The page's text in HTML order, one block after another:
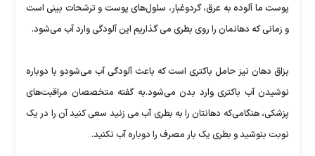
پوست ما آلوده به عرق، گردوغبار، سلول‌های پوست و ترشحات بینی است
و زمانی که دهانمان را روی بطری می گذاریم این آلودگی وارد آب می‌شود.
بزاق دهان نیز حامل باکتری است که باعث آلودگی آب می‌شودو با دوباره
نوشیدن آب باکتری وارد بدن می‌شود.به گفته متخصصان مراقبت‌های
پزشکی، هنگامی‌که دهانتان را به بطری آب می زنید سعی کنید آن را در یک
نوبت بنوشید و بطری یک بار مصرف را دوباره آب نکنید.